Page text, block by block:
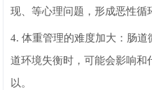
现、等心理问题，形成恶性循
4. 体重管理的难度加大：肠
道环境失衡时，可能会影响
以。